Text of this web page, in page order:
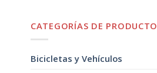
CATEGORÍAS DE PRODUCTO
Bicicletas y Vehículos